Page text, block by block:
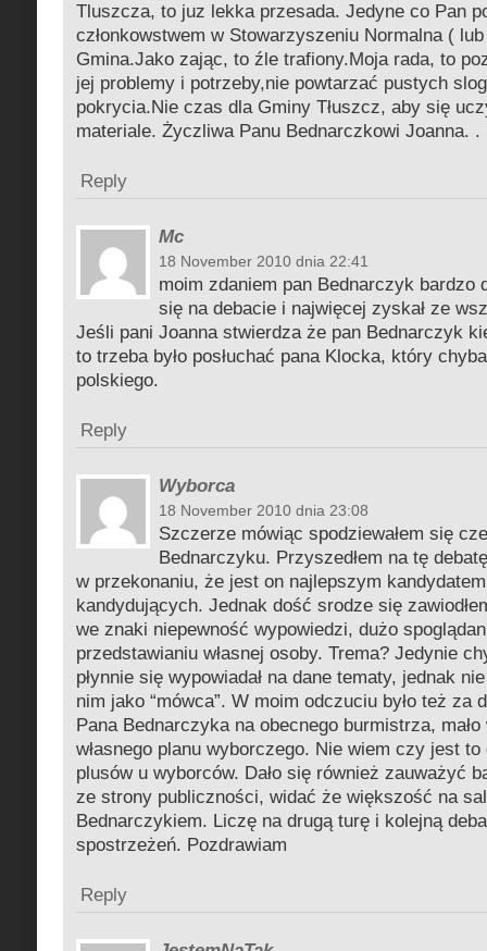
Tluszcza, to juz lekka przesada. Jedyne co Pan
członkowstwem w Stowarzyszeniu Normalna (
Gmina.Jako zając, to źle trafiony.Moja rada, to
jej problemy i potrzeby,nie powtarzać pustych
pokrycia.Nie czas dla Gminy Tłuszcz, aby się
materiale. Życzliwa Panu Bednarczkowi Joanna. .
Reply
Mc
18 November 2010 dnia 22:41
moim zdaniem pan Bednarczyk bardzo
się na debacie i najwięcej zyskał ze
Jeśli pani Joanna stwierdza że pan Bednarczyk
to trzeba było posłuchać pana Klocka, który
polskiego.
Reply
Wyborca
18 November 2010 dnia 23:08
Szczerze mówiąc spodziewałem się
Bednarczyku. Przyszedłem na tę
w przekonaniu, że jest on najlepszym
kandydujących. Jednak dość srodze się
we znaki niepewność wypowiedzi, dużo
przedstawianiu własnej osoby. Trema? Jedynie
płynnie się wypowiadał na dane tematy, jednak
nim jako “mówca”. W moim odczuciu było też za
Pana Bednarczyka na obecnego burmistrza,
własnego planu wyborczego. Nie wiem czy jest to
plusów u wyborców. Dało się również zauważyć
ze strony publiczności, widać że większość na
Bednarczykiem. Liczę na drugą turę i kolejną
spostrzeżeń. Pozdrawiam
Reply